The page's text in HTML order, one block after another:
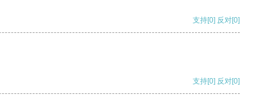
支持[0] 反对[0]
支持[0] 反对[0]